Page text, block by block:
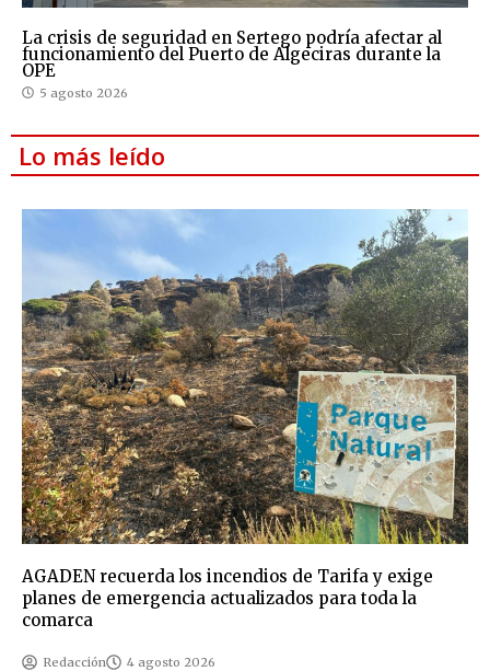
La crisis de seguridad en Sertego podría afectar al
funcionamiento del Puerto de Algeciras durante la
OPE
5 agosto 2026
Lo más leído
AGADEN recuerda los incendios de Tarifa y exige
planes de emergencia actualizados para toda la
comarca
Redacción 4 agosto 2026